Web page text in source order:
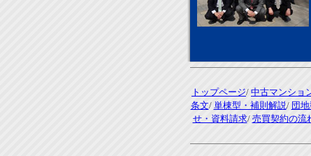
トップページ/ 中古マンショ
条文/ 単棟型・補則解説/ 団
せ・資料請求/ 売買契約の流